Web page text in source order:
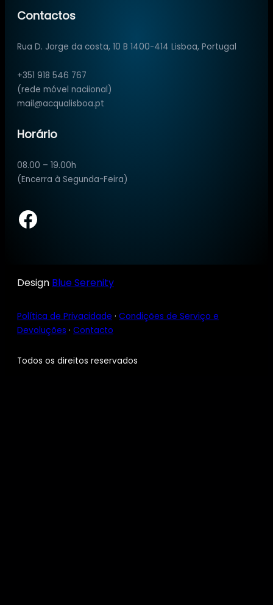
Contactos
Rua D. Jorge da costa, 10 B 1400-414 Lisboa, Portugal
+351 918 546 767
(rede móvel naciional)
mail@acqualisboa.pt
Horário
08.00 – 19.00h
(Encerra à Segunda-Feira)
Facebook
Design Blue Serenity
Política de Privacidade · Condições de Serviço e
Devoluções · Contacto
Todos os direitos reservados